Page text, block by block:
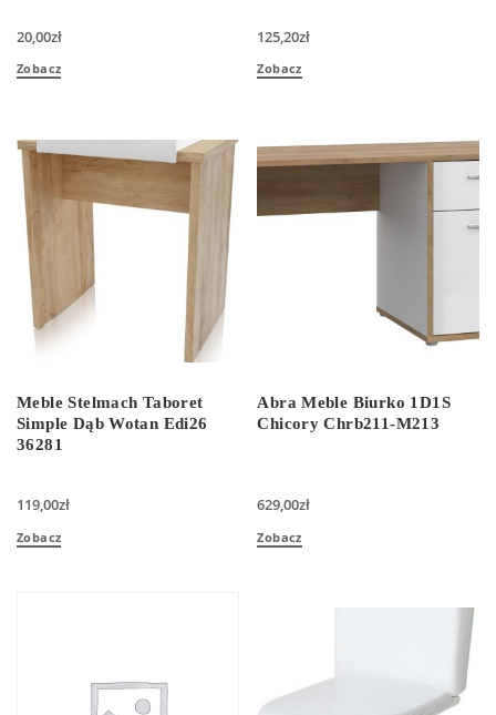
20,00zł
Zobacz
125,20zł
Zobacz
Meble Stelmach Taboret
Simple Dąb Wotan Edi26
36281
119,00zł
Zobacz
Abra Meble Biurko 1D1S
Chicory Chrb211-M213
629,00zł
Zobacz